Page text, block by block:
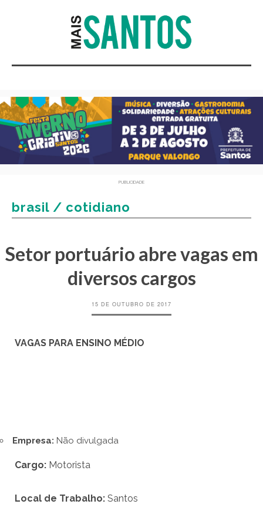
PUBLICIDADE
brasil / cotidiano
Setor portuário abre vagas em
diversos cargos
15 DE OUTUBRO DE 2017
VAGAS PARA ENSINO MÉDIO
Empresa: Não divulgada
Cargo: Motorista
Local de Trabalho: Santos